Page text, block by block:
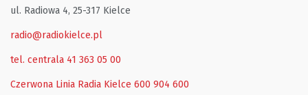
ul. Radiowa 4, 25-317 Kielce
radio@radiokielce.pl
tel. centrala 41 363 05 00
Czerwona Linia Radia Kielce 600 904 600